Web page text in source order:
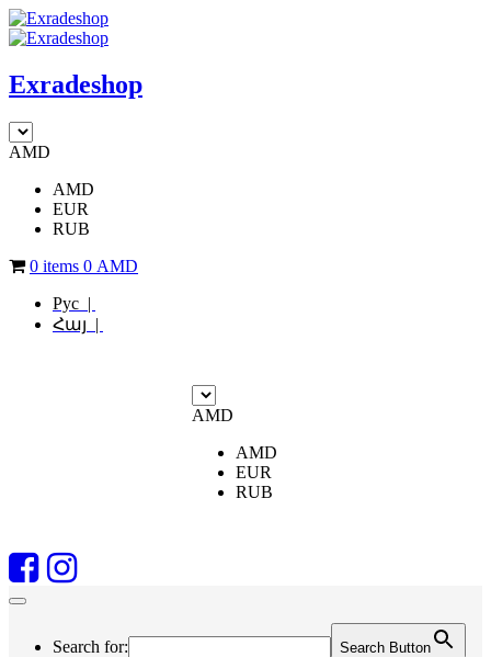
Exradeshop
AMD
AMD
EUR
RUB
0 items 0 AMD
Рус |
Հայ |
AMD
AMD
EUR
RUB
Search for: Search Button